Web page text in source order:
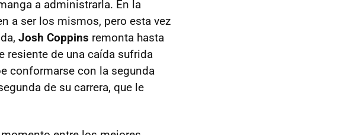
a administrarla. En la
a ser los mismos, pero esta vez
Josh Coppins remonta hasta
resiente de una caída sufrida
conformarse con la segunda
de su carrera, que le